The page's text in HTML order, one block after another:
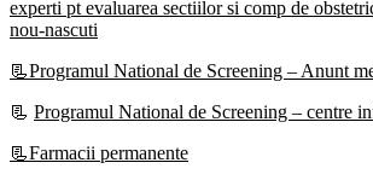
experti pt evaluarea sectiilor si comp de
nou-nascuti
📃Programul National de Screening – Anunt
📃 Programul National de Screening – centre
📃Farmacii permanente